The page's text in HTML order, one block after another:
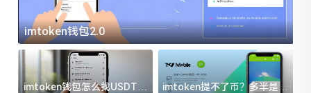
imtoken钱包2.0
imtoken钱包怎么找USDT地
imtoken提不了币？多半是这